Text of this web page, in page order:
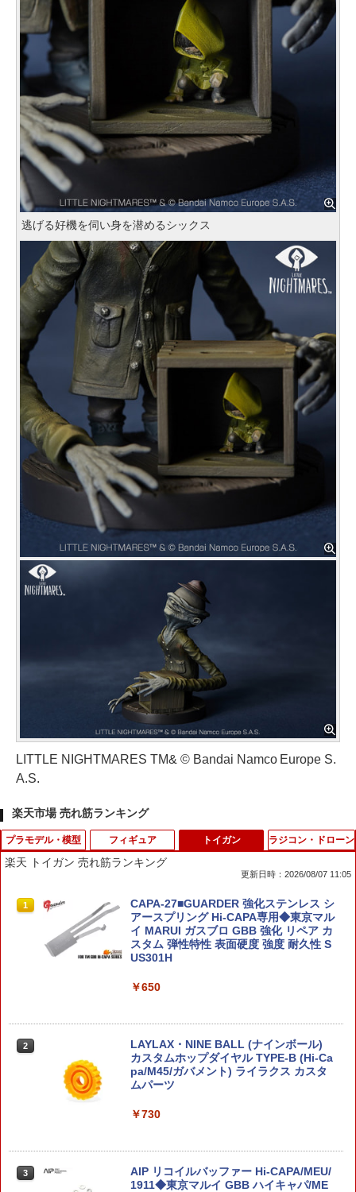
逃げる好機を伺い身を潜めるシックス
LITTLE NIGHTMARES TM& © Bandai Namco Europe S.
A.S.
楽天市場 売れ筋ランキング
プラモデル・模型
1
【期間限定クリアスタンド特典付】HG
機動戦士ガンダム 水星の魔女 1/144 [19]
ガンダムエアリアル (改修型) プラモデル
バンダイ スピリッツ BANDAI SPIRITS
ガンプラ
￥1,280
2
HGUC 1/144 RX-78NT-1 ガンダムNT-1
（アレックス） プラモデル（再販）[BA
NDAI SPIRITS]《発売済・在庫品》
動戦士ガンダム 水星の魔女』（再販）[B
ANDAI SPIRITS]《発売済・在庫品》
フィギュア
1
2026年10月予約 ガチャ【再販 リラック
マ クリアマスコットチャーム コンプリ
ート 5種セット カプセルトイ】
￥2,980
デッサン用素体美術 可動式 バイオニッ
ク指関節 ホワイト イラスト グレー モデ
ル ハンド 模型 左手 デッサン 可動手首
ギフト プレゼント
￥3,010
3 マイメロディ フィギュア（バレエ）
トイガン
楽天 トイガン 売れ筋ランキング
更新日時：2026/08/07 11:05
1
CAPA-27■GUARDER 強化ステンレス シ
アースプリング Hi-CAPA専用◆東京マル
イ MARUI ガスブロ GBB 強化 リペア カ
スタム 弾性特性 表面硬度 強度 耐久性 S
US301H
￥650
2
LAYLAX・NINE BALL (ナインボール)
カスタムホップダイヤル TYPE-B (Hi-Ca
pa/M45/ガバメント) ライラクス カスタ
ムパーツ
￥730
3
AIP リコイルバッファー Hi-CAPA/MEU/
1911◆東京マルイ GBB ハイキャパ/ME
ラジコン・ドローン